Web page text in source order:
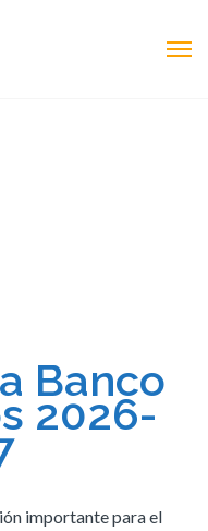
Banco
2026-
importante para el